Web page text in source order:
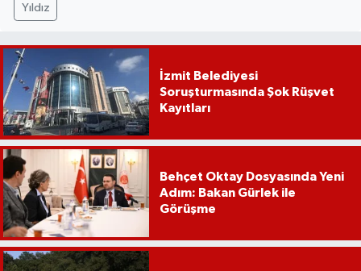
Yıldız
İzmit Belediyesi
Soruşturmasında Şok Rüşvet
Kayıtları
Behçet Oktay Dosyasında Yeni
Adım: Bakan Gürlek ile
Görüşme